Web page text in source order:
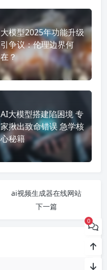
大模型2025年功能升级
引争议：伦理边界何
在？
AI大模型搭建陷困境 专
家揪出致命错误 急学核
心秘籍
ai视频生成器在线网站
下一篇
0